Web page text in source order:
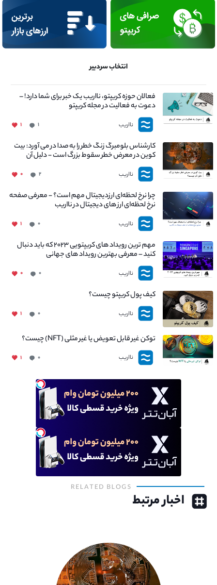
انتخاب سردبیر
فعالان حوزه کریپتو، نااریب یک خبر برای شما دارد! –
دعوت به فعالیت در مجله کریپتو
نااریب ۱ ۱
کارشناس بلومبرگ زنگ خطر را به صدا در می آورد: بیت
کوین در معرض خطر سقوط بزرگ است - دلیل آن
چیست؟
نااریب ۲ ۰
چرا نرخ لحظه‌ای ارزدیجیتال مهم است؟ - معرفی صفحه
نرخ لحظه‌ای ارز های دیجیتال در نااریب
نااریب ۰ ۱
مهم ترین رویداد های کریپتویی ۲۰۲۳ که باید دنبال
کنید – معرفی بهترین رویداد های جهانی
نااریب ۰ ۰
کیف پول کریپتو چیست؟
نااریب ۰ ۱
توکن غیر قابل تعویض یا غیر مثلی (NFT) چیست؟
نااریب ۰ ۱
RELATED BLOGS
اخبار مرتبط